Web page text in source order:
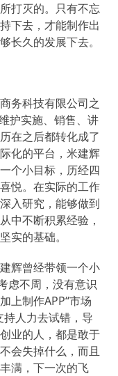
打灭的。只有不忘
下去，才能制作出
长久的发展下去。
务科技有限公司之
护实施、销售、讲
在之后都转化成了
化的平台，米建辉
个小目标，历经四
悦。在实际的工作
入研究，能够做到
中不断积累经验，
实的基础。
辉曾经带领一个小
虑不周，没有意识
上制作APP“市场
持人力去试错，导
业的人，都是敢于
会失掉什么，而且
满，下一次的飞